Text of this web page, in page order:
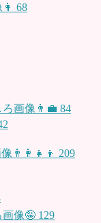
68
画像👨‍💼 84
👨‍👩‍👧‍👦 209
画像🤪 129